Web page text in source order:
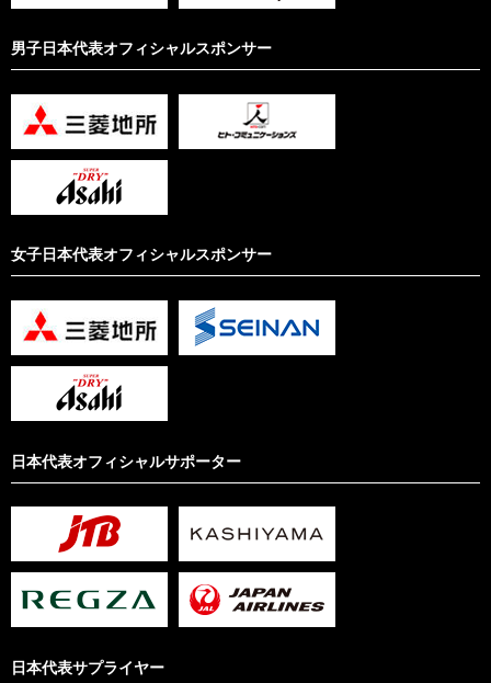
男子日本代表オフィシャルスポンサー
女子日本代表オフィシャルスポンサー
日本代表オフィシャルサポーター
日本代表サプライヤー